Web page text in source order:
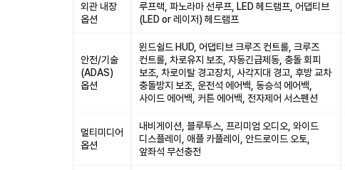
외관 내장
옵션
루프랙, 파노라마 선루프, LED 헤드램프, 어댑티브
(LED or 레이저) 헤드램프
안전/기술
(ADAS)
옵션
윈드쉴드 HUD, 어댑티브 크루즈 컨트롤, 크루즈
컨트롤, 차로유지 보조, 자동긴급제동, 충돌 회피
보조, 차로이탈 경고장치, 사각지대 경고, 후방 교차
충돌방지 보조, 운전석 에어백, 동승석 에어백,
사이드 에어백, 커튼 에어백, 전자제어 서스펜션
멀티미디어
옵션
내비게이션, 블루투스, 프리미엄 오디오, 와이드
디스플레이, 애플 카플레이, 안드로이드 오토,
앞좌석 무선충전